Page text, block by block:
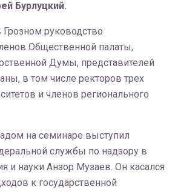
Бурлуцкий.
руководство
Общественной палаты,
Думы, представителей
в том числе ректоров трех
и членов регионального
на семинаре выступил
службы по надзору в
и науки Анзор Музаев. Он касался
к государственной